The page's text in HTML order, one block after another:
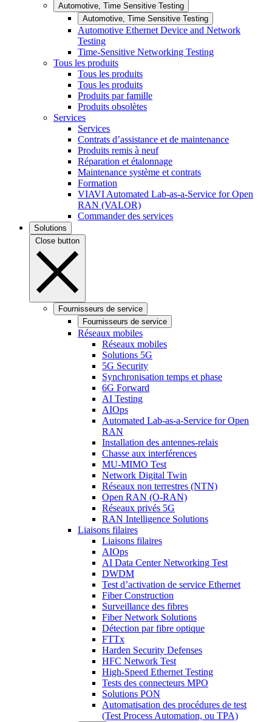
Automotive, Time Sensitive Testing
Automotive, Time Sensitive Testing
Automotive Ethernet Device and Network
Testing
Time-Sensitive Networking Testing
Tous les produits
Tous les produits
Tous les produits
Produits par famille
Produits obsolètes
Services
Services
Contrats d’assistance et de maintenance
Produits remis à neuf
Réparation et étalonnage
Maintenance système et contrats
Formation
VIAVI Automated Lab-as-a-Service for Open
RAN (VALOR)
Commander des services
Solutions
Close button
Fournisseurs de service
Fournisseurs de service
Réseaux mobiles
Réseaux mobiles
Solutions 5G
5G Security
Synchronisation temps et phase
6G Forward
AI Testing
AIOps
Automated Lab-as-a-Service for Open
RAN
Installation des antennes-relais
Chasse aux interférences
MU-MIMO Test
Network Digital Twin
Réseaux non terrestres (NTN)
Open RAN (O-RAN)
Réseaux privés 5G
RAN Intelligence Solutions
Liaisons filaires
Liaisons filaires
AIOps
AI Data Center Networking Test
DWDM
Test d’activation de service Ethernet
Fiber Construction
Surveillance des fibres
Fiber Network Solutions
Détection par fibre optique
FTTx
Harden Security Defenses
HFC Network Test
High-Speed Ethernet Testing
Tests des connecteurs MPO
Solutions PON
Automatisation des procédures de test
(Test Process Automation, ou TPA)